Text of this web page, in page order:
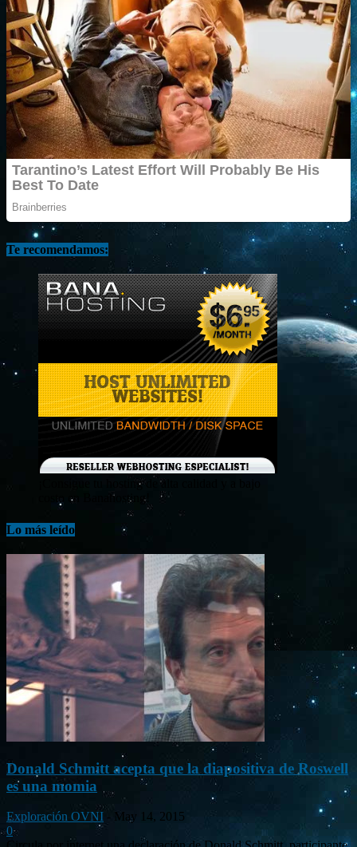
Te recomendamos:
¡Consigue tu hosting de alta calidad y a bajo
costo en Banahosting!
Lo más leído
Donald Schmitt acepta que la diapositiva de Roswell
es una momia
Exploración OVNI - May 14, 2015
0